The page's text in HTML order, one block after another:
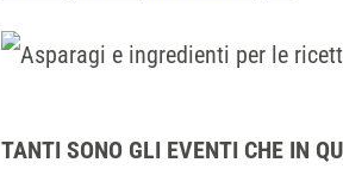
TANTI SONO GLI EVENTI CHE IN